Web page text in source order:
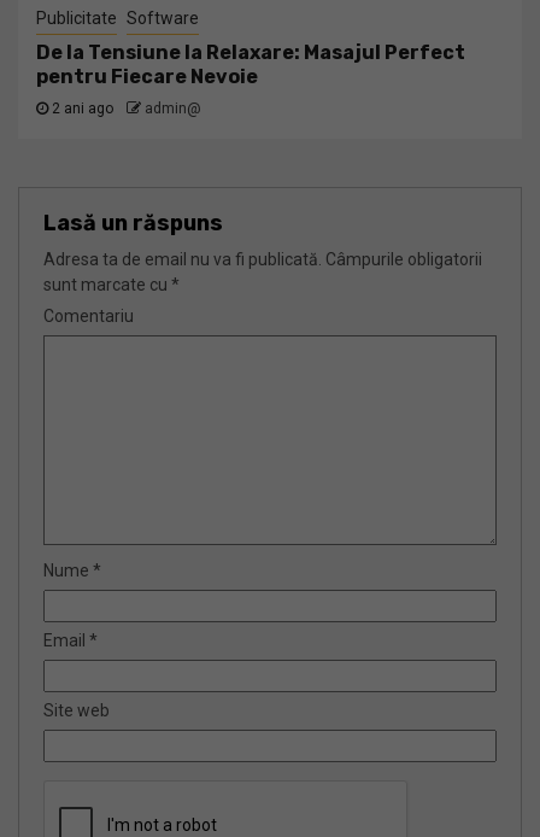
Publicitate Software
De la Tensiune la Relaxare: Masajul Perfect
pentru Fiecare Nevoie
2 ani ago admin@
Lasă un răspuns
Adresa ta de email nu va fi publicată. Câmpurile obligatorii
sunt marcate cu *
Comentariu
Nume *
Email *
Site web